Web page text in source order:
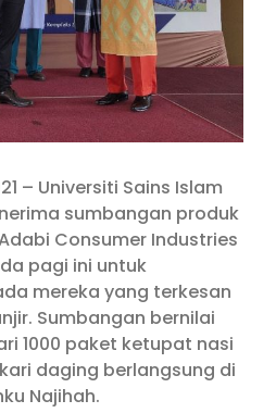
– Universiti Sains Islam
sumbangan produk
Consumer Industries
pagi ini untuk
mereka yang terkesan
Sumbangan bernilai
1000 paket ketupat nasi
daging berlangsung di
Najihah.